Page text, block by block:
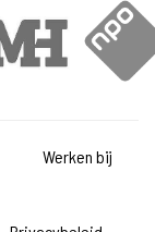
Werken bij